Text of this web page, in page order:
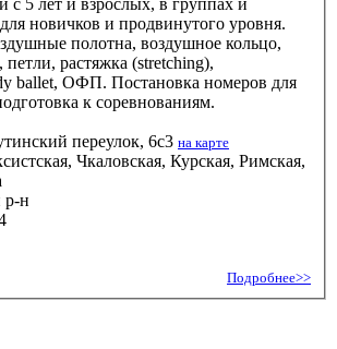
новичков и продвинутого уровня.
полотна, воздушное кольцо,
растяжка (stretching),
ballet, ОФП. Постановка номеров для
к соревнованиям.
переулок, 6с3 на карте
Чкаловская, Курская, Римская,
р-н
Подробнее>>